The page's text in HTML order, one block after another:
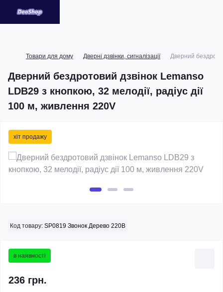
Товари для дому Дверні дзвінки, сигналізації Дверний
Дверний бездротовий дзвінок Lemanso
LDB29 з кнопкою, 32 мелодії, радіус дії
100 м, живлення 220V
хіт продажу
Код товару: SP0819 Звонок Дерево 220В
в наявності
236 грн.